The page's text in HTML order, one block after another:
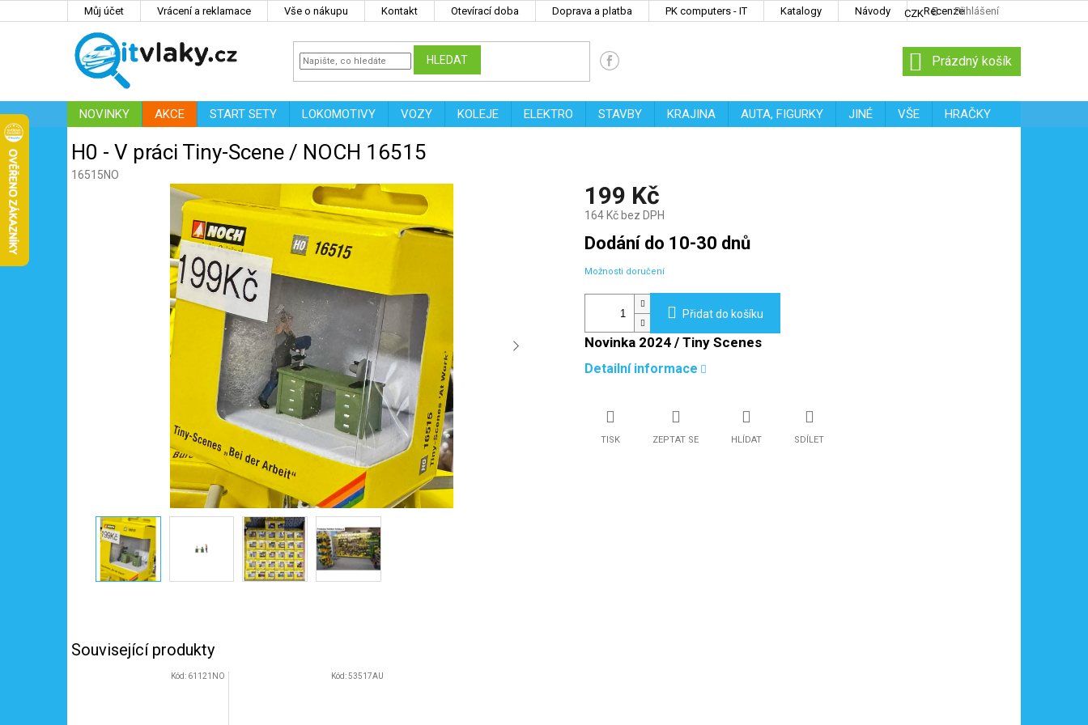
Můj účet Vrácení a reklamace Vše o nákupu Kontakt Otevírací doba Doprava a platba PK computers - IT Katalogy Návody Recenze
CZK Přihlášení
HLEDAT
NÁKUPNÍ
KOŠÍK
Prázdný košík
NOVINKY AKCE START SETY LOKOMOTIVY VOZY KOLEJE ELEKTRO STAVBY KRAJINA AUTA, FIGURKY JINÉ VŠE
HRAČKY
H0 - V práci Tiny-Scene / NOCH 16515
16515NO
199 Kč
164 Kč bez DPH
Měrná
cena:
Dodání do 10-30 dnů
Možnosti doručení
Přidat do košíku
Novinka 2024 / Tiny Scenes
Detailní informace
TISK ZEPTAT SE HLÍDAT SDÍLET
Související produkty
Kód: 61121NO Kód:53517AU